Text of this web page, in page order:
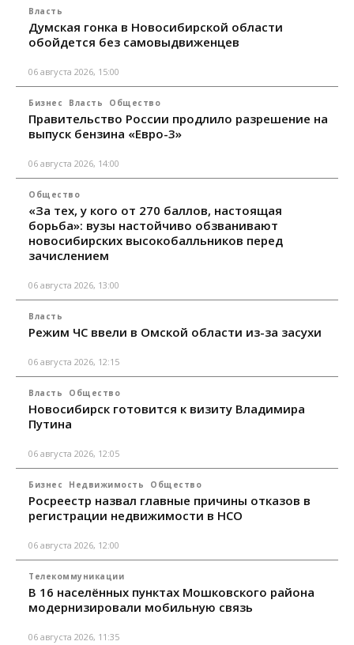
Власть
Думская гонка в Новосибирской области
обойдется без самовыдвиженцев
06 августа 2026, 15:00
Бизнес Власть Общество
Правительство России продлило разрешение на
выпуск бензина «Евро-3»
06 августа 2026, 14:00
Общество
«За тех, у кого от 270 баллов, настоящая
борьба»: вузы настойчиво обзванивают
новосибирских высокобалльников перед
зачислением
06 августа 2026, 13:00
Власть
Режим ЧС ввели в Омской области из-за засухи
06 августа 2026, 12:15
Власть Общество
Новосибирск готовится к визиту Владимира
Путина
06 августа 2026, 12:05
Бизнес Недвижимость Общество
Росреестр назвал главные причины отказов в
регистрации недвижимости в НСО
06 августа 2026, 12:00
Телекоммуникации
В 16 населённых пунктах Мошковского района
модернизировали мобильную связь
06 августа 2026, 11:35